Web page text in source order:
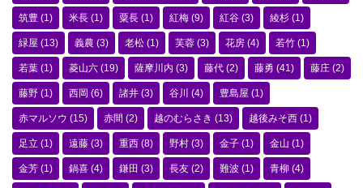
筑豊 (1) 米長 (1) 粟長 (1) 紅梅 (9) 紅谷 (3) 綾杉 (1)
緑屋 (13) 義農 (3) 老松 (1) 芙蓉 (3) 花房 (4) 若竹 (1)
若葉 (1) 菱山六 (19) 薩摩川内 (3) 藤代 (2) 藤勇 (41) 藤庄 (2)
藤野 (1) 西岡 (6) 諸井 (3) 谷川 (4) 豊島屋 (1)
赤マルソウ (15) 赤間 (2) 越のむらさき (13) 越後みそ西 (1)
足立 (1) 遠藤 (3) 重西 (8) 野村 (3) 金子 (1) 金山 (1)
金芳 (1) 鍋喜 (4) 鎌田 (3) 長友 (2) 難波 (1) 青柳 (4)